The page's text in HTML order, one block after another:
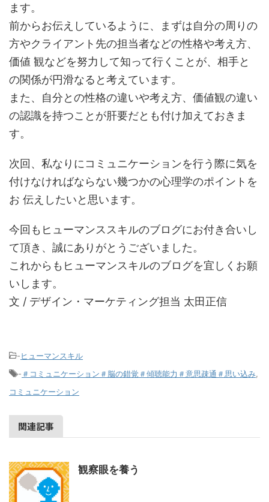
ます。
前からお伝えしているように、まずは自分の周りの
方やクライアント先の担当者などの性格や考え方、
価値 観などを努力して知って行くことが、相手と
の関係が円滑なると考えています。
また、自分との性格の違いや考え方、価値観の違い
の認識を持つことが肝要だとも付け加えておきま
す。
次回、私なりにコミュニケーションを行う際に気を
付けなければならない幾つかの心理学のポイントを
お 伝えしたいと思います。
今回もヒューマンススキルのブログにお付き合いし
て頂き、誠にありがとうございました。
これからもヒューマンスキルのブログを宜しくお願
いします。
文 / デザイン・マーケティング担当 太田正信
-ヒューマンスキル
- ＃コミュニケーション＃脳の錯覚＃傾聴能力＃意思疎通＃思い込み
コミュニケーション
関連記事
観察眼を養う